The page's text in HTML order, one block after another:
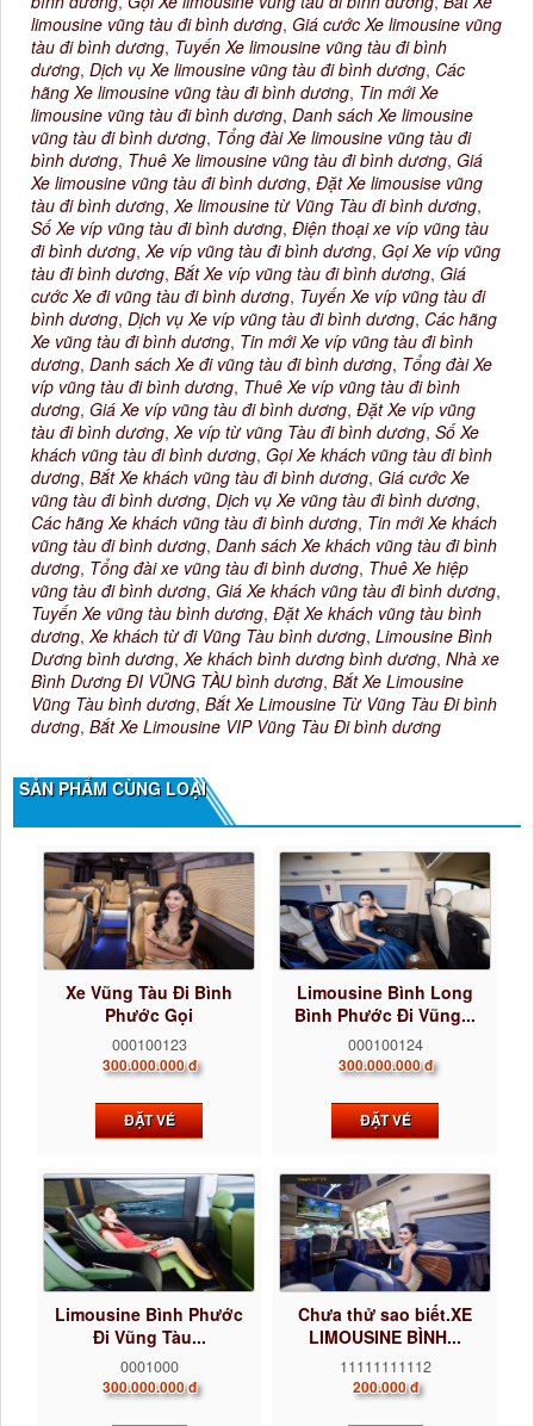
limousine vũng tàu đi bình dương, Giá cước Xe limousine vũng
tàu đi bình dương, Tuyến Xe limousine vũng tàu đi bình
dương, Dịch vụ Xe limousine vũng tàu đi bình dương, Các
hãng Xe limousine vũng tàu đi bình dương, Tin mới Xe
limousine vũng tàu đi bình dương, Danh sách Xe limousine
vũng tàu đi bình dương, Tổng đài Xe limousine vũng tàu đi
bình dương, Thuê Xe limousine vũng tàu đi bình dương, Giá
Xe limousine vũng tàu đi bình dương, Đặt Xe limousise vũng
tàu đi bình dương, Xe limousine từ Vũng Tàu đi bình dương,
Số Xe víp vũng tàu đi bình dương, Điện thoại xe víp vũng tàu
đi bình dương, Xe víp vũng tàu đi bình dương, Gọi Xe víp vũng
tàu đi bình dương, Bắt Xe víp vũng tàu đi bình dương, Giá
cước Xe đi vũng tàu đi bình dương, Tuyến Xe víp vũng tàu đi
bình dương, Dịch vụ Xe víp vũng tàu đi bình dương, Các hãng
Xe vũng tàu đi bình dương, Tin mới Xe víp vũng tàu đi bình
dương, Danh sách Xe đi vũng tàu đi bình dương, Tổng đài Xe
víp vũng tàu đi bình dương, Thuê Xe víp vũng tàu đi bình
dương, Giá Xe víp vũng tàu đi bình dương, Đặt Xe víp vũng
tàu đi bình dương, Xe víp từ vũng Tàu đi bình dương, Số Xe
khách vũng tàu đi bình dương, Gọi Xe khách vũng tàu đi bình
dương, Bắt Xe khách vũng tàu đi bình dương, Giá cước Xe
vũng tàu đi bình dương, Dịch vụ Xe vũng tàu đi bình dương,
Các hãng Xe khách vũng tàu đi bình dương, Tin mới Xe khách
vũng tàu đi bình dương, Danh sách Xe khách vũng tàu đi bình
dương, Tổng đài xe vũng tàu đi bình dương, Thuê Xe hiệp
vũng tàu đi bình dương, Giá Xe khách vũng tàu đi bình dương,
Tuyến Xe vũng tàu bình dương, Đặt Xe khách vũng tàu bình
dương, Xe khách từ đi Vũng Tàu bình dương, Limousine Bình
Dương bình dương, Xe khách bình dương bình dương, Nhà xe
Bình Dương ĐI VŨNG TÀU bình dương, Bắt Xe Limousine
Vũng Tàu bình dương, Bắt Xe Limousine Từ Vũng Tàu Đi bình
dương, Bắt Xe Limousine VIP Vũng Tàu Đi bình dương
SẢN PHẨM CÙNG LOẠI
Xe Vũng Tàu Đi Bình
Phước Gọi
0922242225...
000100123
300.000.000 đ
ĐẶT VÉ
Limousine Bình Long
Bình Phước Đi Vũng...
000100124
300.000.000 đ
ĐẶT VÉ
Limousine Bình Phước
Đi Vũng Tàu...
0001000
300.000.000 đ
Chưa thử sao biết.XE
LIMOUSINE BÌNH...
11111111112
200.000 đ